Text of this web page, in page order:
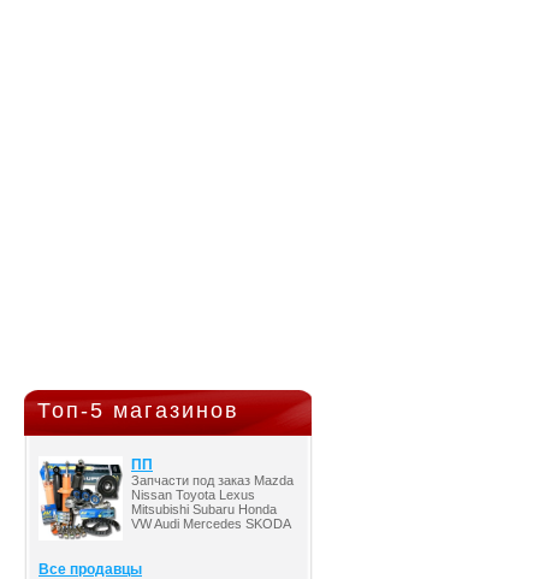
Топ-5 магазинов
ПП
Запчасти под заказ Mazda
Nissan Toyota Lexus
Mitsubishi Subaru Honda
VW Audi Mercedes SKODA
Все продавцы